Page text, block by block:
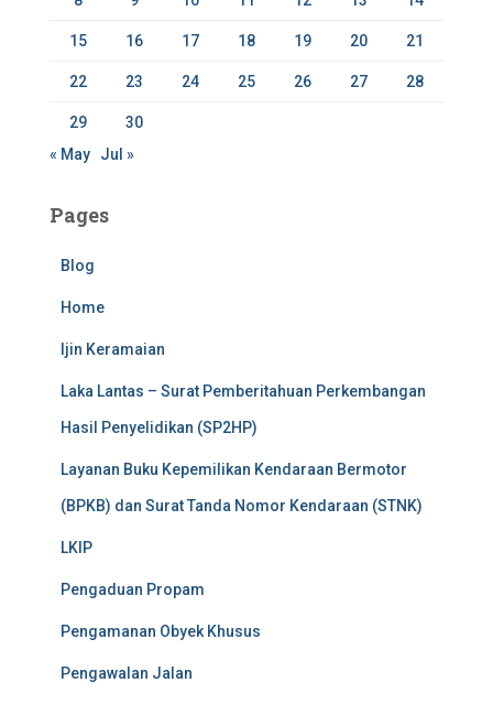
15 16 17 18 19 20 21
22 23 24 25 26 27 28
29
30
« May
Jul »
Pages
Blog
Home
Ijin Keramaian
Laka Lantas – Surat Pemberitahuan Perkembangan
Hasil Penyelidikan (SP2HP)
Layanan Buku Kepemilikan Kendaraan Bermotor
(BPKB) dan Surat Tanda Nomor Kendaraan (STNK)
LKIP
Pengaduan Propam
Pengamanan Obyek Khusus
Pengawalan Jalan